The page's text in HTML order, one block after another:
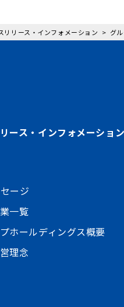
リリース・インフォメーション グ
ース・インフォメーション
ージ
一覧
ホールディングス概要
理念